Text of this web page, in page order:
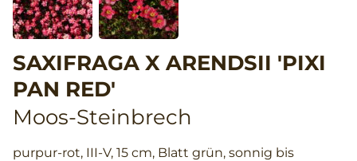
SAXIFRAGA X ARENDSII 'PIXI
PAN RED'
Moos-Steinbrech
purpur-rot, III-V, 15 cm, Blatt grün, sonnig bis